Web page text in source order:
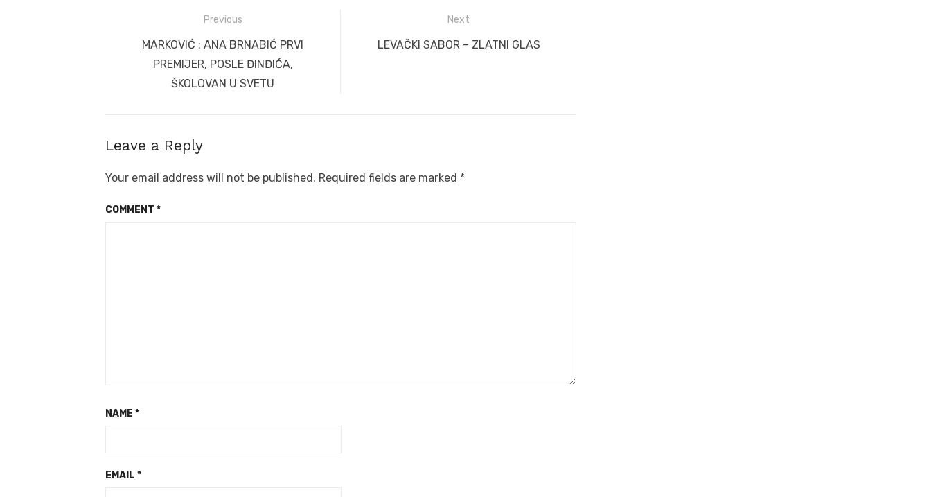
navigation
Previous
Previous
post:
MARKOVIĆ : ANA BRNABIĆ PRVI
PREMIJER, POSLE ĐINĐIĆA,
ŠKOLOVAN U SVETU
Next
Next
LEVAČKI SABOR – ZLATNI GLAS
Leave a Reply
Your email address will not be published. Required fields are marked *
COMMENT *
NAME *
EMAIL *